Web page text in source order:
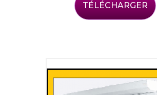
TÉLÉCHARGER